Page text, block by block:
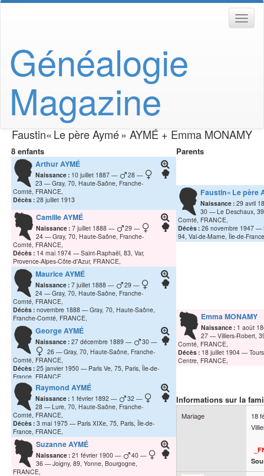
Généalogie
Magazine
Faustin« Le père Aymé »AYMÉ+EmmaMONAMY
8 enfants
ArthurAYMÉ
Naissance : 10 juillet 1887
28
23
Gray, 70, Haute-Saône, Franche-
Comté, FRANCE,
Décès : 28 juillet 1913
CamilleAYMÉ
Naissance : 7 juillet 1888
29
24
Gray, 70, Haute-Saône, Franche-
Comté, FRANCE,
Décès : 14 mai 1974
Saint-Raphaël, 83, Var,
Provence-Alpes-Côte-d'Azur, FRANCE,
MauriceAYMÉ
Naissance : 7 juillet 1888
29
24
Gray, 70, Haute-Saône, Franche-
Comté, FRANCE,
Décès : novembre 1888
Gray, 70, Haute-Saône,
Franche-Comté, FRANCE,
GeorgeAYMÉ
Naissance : 27 décembre 1889
30
26
Gray, 70, Haute-Saône, Franche-
Comté, FRANCE,
Décès : 25 janvier 1950
Paris Ve, 75, Paris, Île-de-
France, FRANCE,
Raymond AYMÉ
Naissance : 1 février 1892
32
28
Lure, 70, Haute-Saône, Franche-
Comté, FRANCE,
Décès : 3 mai 1975
Paris XIXe, 75, Paris, Île-de-
France, FRANCE,
SuzanneAYMÉ
Naissance : 21 février 1900
40
36
Joigny, 89, Yonne, Bourgogne,
FRANCE,
Parents
Faustin« Le père
Naissance : 29 avril
30
Le Deschaux,
Comté, FRANCE,
Décès : 26 novembre 1947
94, Val-de-Marne, Île-de-
EmmaMONAMY
Naissance : 1 août
27
Villiers-Robert,
Comté, FRANCE,
Décès : 18 juillet 1904
Centre, FRANCE,
Informations sur la
Mariage
18